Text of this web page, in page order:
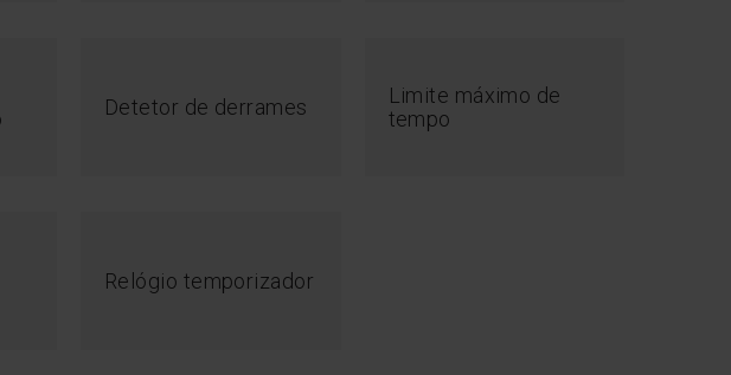
Detetor de derrames
Limite máximo de
tempo
Relógio temporizador